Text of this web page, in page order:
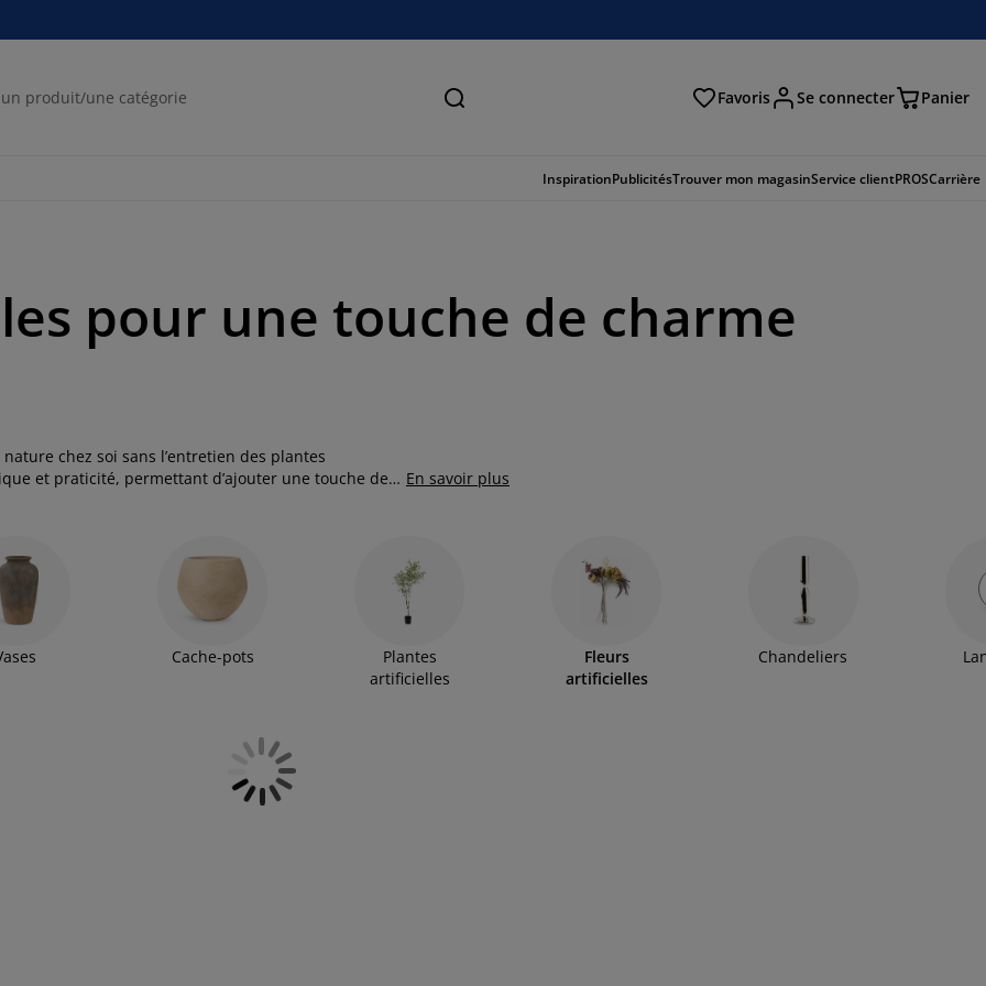
Chercher Favoris Se connecter Panier
InspirationPublicitésTrouver mon magasinService clientPROSCarrière
pour une touche de charme
chez soi sans l’entretien des plantes
et praticité, permettant d’ajouter une touche de
En savoir plus
Cache-pots
Plantes
artificielles
Fleurs
artificielles
Chandeliers